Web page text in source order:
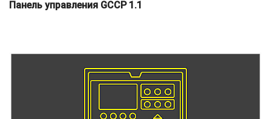
Панель управления GCCP 1.1